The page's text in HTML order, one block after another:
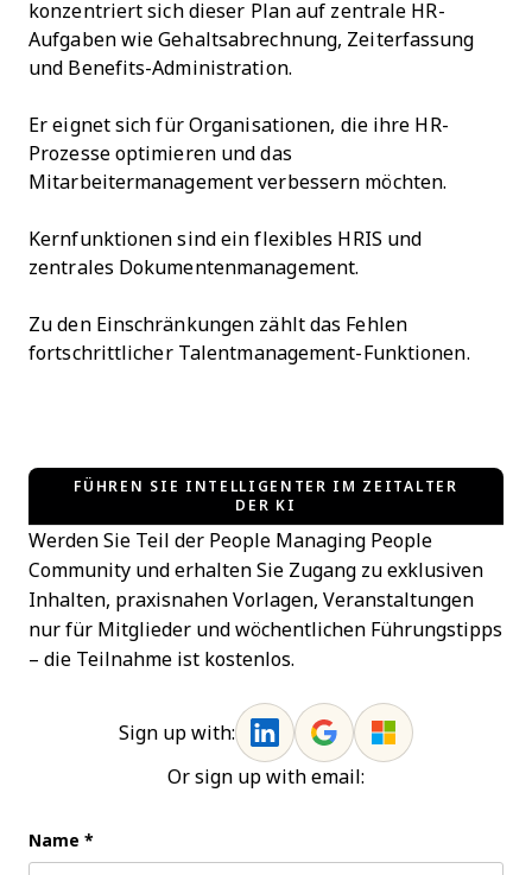
konzentriert sich dieser Plan auf zentrale HR-
Aufgaben wie Gehaltsabrechnung, Zeiterfassung
und Benefits-Administration.
Er eignet sich für Organisationen, die ihre HR-
Prozesse optimieren und das
Mitarbeitermanagement verbessern möchten.
Kernfunktionen sind ein flexibles HRIS und
zentrales Dokumentenmanagement.
Zu den Einschränkungen zählt das Fehlen
fortschrittlicher Talentmanagement-Funktionen.
FÜHREN SIE INTELLIGENTER IM ZEITALTER
DER KI
Werden Sie Teil der People Managing People
Community und erhalten Sie Zugang zu exklusiven
Inhalten, praxisnahen Vorlagen, Veranstaltungen
nur für Mitglieder und wöchentlichen Führungstipps
– die Teilnahme ist kostenlos.
Sign up with:
Or sign up with email:
Name *